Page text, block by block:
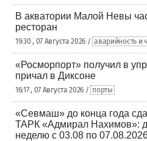
В акватории Малой Невы
ресторан
19:30 , 07 Августа 2026 / аварийность и
«Росморпорт» получил в
причал в Диксоне
16:17 , 07 Августа 2026 / порты
«Севмаш» до конца года
ТАРК «Адмирал Нахимов»:
неделю с 03.08 по